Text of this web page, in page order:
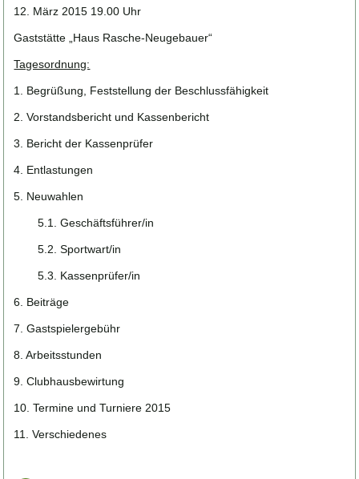
12. März 2015 19.00 Uhr
Gaststätte „Haus Rasche-Neugebauer“
Tagesordnung:
1. Begrüßung, Feststellung der Beschlussfähigkeit
2. Vorstandsbericht und Kassenbericht
3. Bericht der Kassenprüfer
4. Entlastungen
5. Neuwahlen
5.1. Geschäftsführer/in
5.2. Sportwart/in
5.3. Kassenprüfer/in
6. Beiträge
7. Gastspielergebühr
8. Arbeitsstunden
9. Clubhausbewirtung
10. Termine und Turniere 2015
11. Verschiedenes